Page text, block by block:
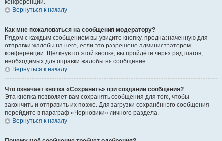
конференции.
Вернуться к началу
Как мне пожаловаться на сообщения модератору?
Рядом с каждым сообщением вы увидите кнопку, предназначенную для
отправки жалобы на него, если это разрешено администратором
конференции. Щёлкнув по этой кнопке, вы пройдёте через ряд шагов,
необходимых для оправки жалобы на сообщение.
Вернуться к началу
Что означает кнопка «Сохранить» при создании сообщения?
Эта кнопка позволяет вам сохранять сообщения для того, чтобы
закончить и отправить их позже. Для загрузки сохранённого сообщения
перейдите в параграф «Черновики» личного раздела.
Вернуться к началу